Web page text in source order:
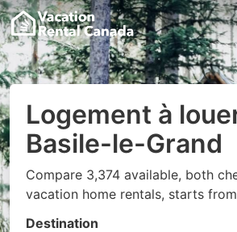
Logement à
Basile-le-Grand
Compare 3,374 available, both
vacation home rentals, starts
Destination